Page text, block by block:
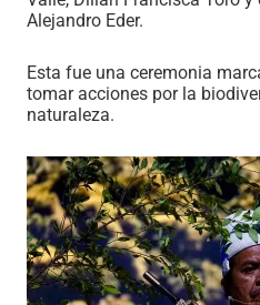
Alejandro Eder.
Esta fue una ceremonia
tomar acciones por la
naturaleza.